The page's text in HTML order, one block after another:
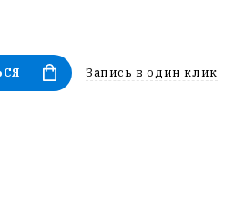
Запись в один клик